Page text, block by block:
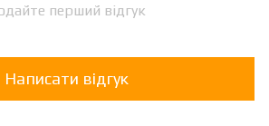
перший відгук
Написати відгук